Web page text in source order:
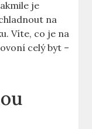
je
na
Víte, co je na
celý byt –